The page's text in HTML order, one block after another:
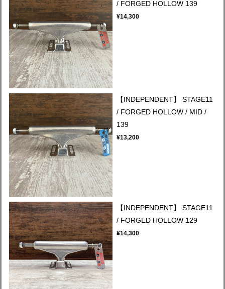
/ FORGED HOLLOW 139
¥14,300
【INDEPENDENT】 STAGE11
/ FORGED HOLLOW / MID /
139
¥13,200
【INDEPENDENT】 STAGE11
/ FORGED HOLLOW 129
¥14,300